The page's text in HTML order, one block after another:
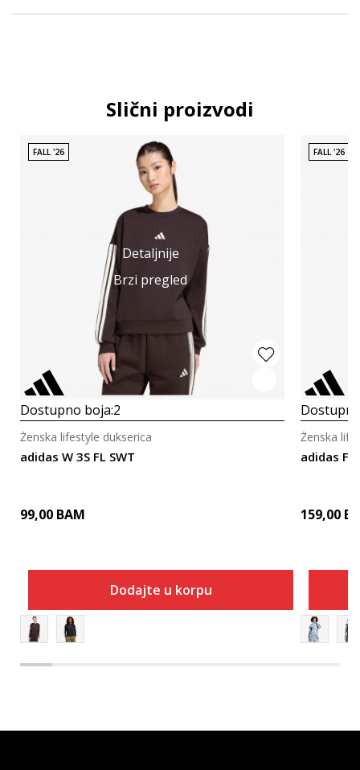
Slični proizvodi
Detaljnije
Brzi pregled
FALL '26
Dostupno boja:2
adidas W 3S FL SWT
Ženska lifestyle dukserica
99,00 BAM
Dodajte u korpu
FALL '26
adidas
Ženska
159,00